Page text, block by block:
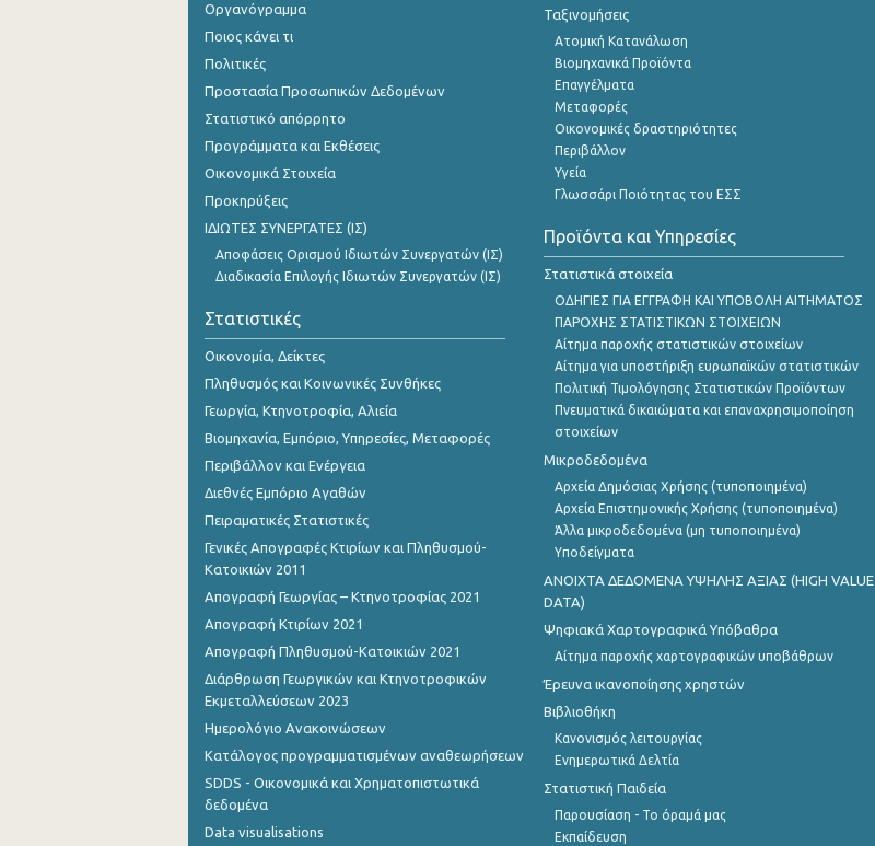
Οργανόγραμμα
Ποιος κάνει τι
Πολιτικές
Προστασία Προσωπικών Δεδομένων
Στατιστικό απόρρητο
Προγράμματα και Εκθέσεις
Οικονομικά Στοιχεία
Προκηρύξεις
ΙΔΙΩΤΕΣ ΣΥΝΕΡΓΑΤΕΣ (ΙΣ)
Αποφάσεις Ορισμού Ιδιωτών Συνεργατών (ΙΣ)
Διαδικασία Επιλογής Ιδιωτών Συνεργατών (ΙΣ)
Στατιστικές
Οικονομία, Δείκτες
Πληθυσμός και Κοινωνικές Συνθήκες
Γεωργία, Κτηνοτροφία, Αλιεία
Βιομηχανία, Εμπόριο, Υπηρεσίες, Μεταφορές
Περιβάλλον και Ενέργεια
Διεθνές Εμπόριο Αγαθών
Πειραματικές Στατιστικές
Γενικές Απογραφές Κτιρίων και Πληθυσμού-
Κατοικιών 2011
Απογραφή Γεωργίας – Κτηνοτροφίας 2021
Απογραφή Κτιρίων 2021
Απογραφή Πληθυσμού-Κατοικιών 2021
Διάρθρωση Γεωργικών και Κτηνοτροφικών
Εκμεταλλεύσεων 2023
Ημερολόγιο Ανακοινώσεων
Κατάλογος προγραμματισμένων αναθεωρήσεων
SDDS - Οικονομικά και Χρηματοπιστωτικά
δεδομένα
Data visualisations
Ταξινομήσεις
Ατομική Κατανάλωση
Βιομηχανικά Προϊόντα
Επαγγέλματα
Μεταφορές
Οικονομικές δραστηριότητες
Περιβάλλον
Υγεία
Γλωσσάρι Ποιότητας του ΕΣΣ
Προϊόντα και Υπηρεσίες
Στατιστικά στοιχεία
ΟΔΗΓΙΕΣ ΓΙΑ ΕΓΓΡΑΦΗ ΚΑΙ ΥΠΟΒΟΛΗ ΑΙΤΗΜΑΤΟΣ
ΠΑΡΟΧΗΣ ΣΤΑΤΙΣΤΙΚΩΝ ΣΤΟΙΧΕΙΩΝ
Αίτημα παροχής στατιστικών στοιχείων
Αίτημα για υποστήριξη ευρωπαϊκών στατιστικών
Πολιτική Τιμολόγησης Στατιστικών Προϊόντων
Πνευματικά δικαιώματα και επαναχρησιμοποίηση
στοιχείων
Μικροδεδομένα
Αρχεία Δημόσιας Χρήσης (τυποποιημένα)
Αρχεία Επιστημονικής Χρήσης (τυποποιημένα)
Άλλα μικροδεδομένα (μη τυποποιημένα)
Υποδείγματα
ANOIXTA ΔΕΔΟΜΕΝΑ ΥΨΗΛΗΣ ΑΞΙΑΣ (HIGH VALUE
DATA)
Ψηφιακά Χαρτογραφικά Υπόβαθρα
Αίτημα παροχής χαρτογραφικών υποβάθρων
Έρευνα ικανοποίησης χρηστών
Βιβλιοθήκη
Κανονισμός λειτουργίας
Ενημερωτικά Δελτία
Στατιστική Παιδεία
Παρουσίαση - Το όραμά μας
Εκπαίδευση